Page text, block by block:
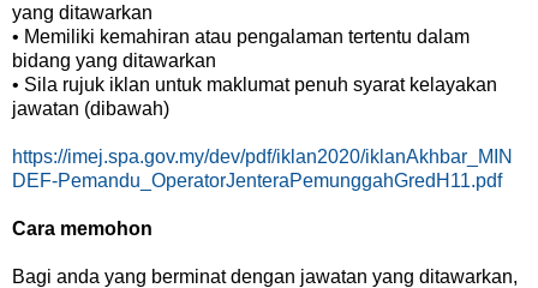
yang ditawarkan
• Memiliki kemahiran atau pengalaman tertentu dalam
bidang yang ditawarkan
• Sila rujuk iklan untuk maklumat penuh syarat kelayakan
jawatan (dibawah)
https://imej.spa.gov.my/dev/pdf/iklan2020/iklanAkhbar_MIN
DEF-Pemandu_OperatorJenteraPemunggahGredH11.pdf
Cara memohon
Bagi anda yang berminat dengan jawatan yang ditawarkan,